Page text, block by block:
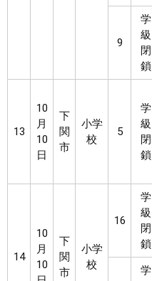
9
学
級
閉
鎖
13
10
月
10
日
下
関
市
小学
校
5
学
級
閉
鎖
14
10
月
10
下
関
市
小学
校
16
学
級
閉
鎖
学